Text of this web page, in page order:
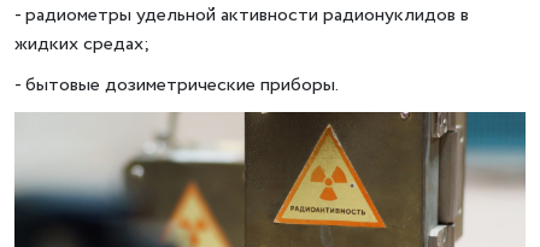
- радиометры удельной активности радионуклидов в
жидких средах;
- бытовые дозиметрические приборы.